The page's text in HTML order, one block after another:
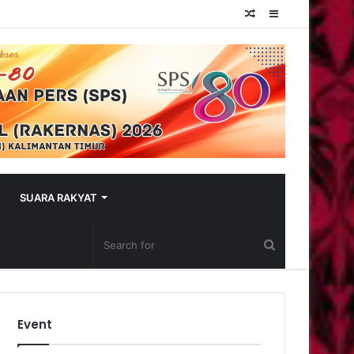
Sidebar
Random
SUARA RAKYAT
Event